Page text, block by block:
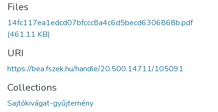
Files
14fc117ea1edcd07bfccc8a4c6d5becd6306868b.pdf
(461.11 KB)
URI
https://bea.fszek.hu/handle/20.500.14711/105091
Collections
Sajtókivágat-gyűjtemény